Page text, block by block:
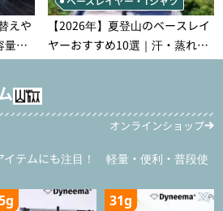
えや
量な
3日
【2026年】夏登山のベースレイ
ヤーおすすめ10選｜汗・蒸れ・
汗冷え対策に効く選び方
オンラインショップ
イテムにも注目！ 軽量・便利・普段使
31g